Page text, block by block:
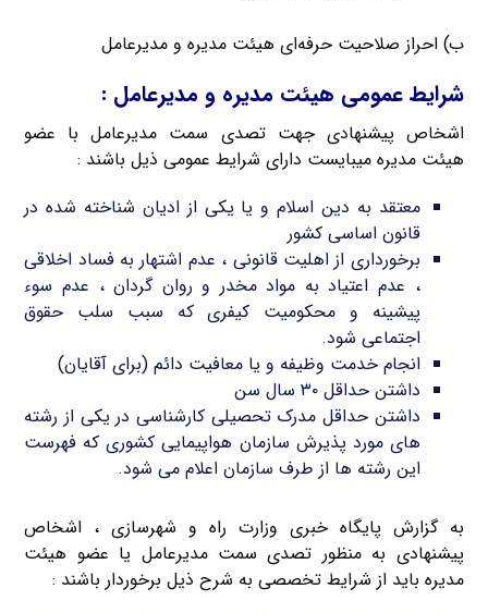
ب) احراز صلاحیت حرفه‌ای هیئت مدیره و مدیرعامل
شرایط عمومی هیئت مدیره و مدیرعامل :
اشخاص پیشنهادی جهت تصدی سمت مدیرعامل با عضو
هیئت مدیره میبایست دارای شرایط عمومی ذیل باشند :
معتقد به دین اسلام و یا یکی از ادیان شناخته شده در
قانون اساسی کشور
برخورداری از اهلیت قانونی ، عدم اشتهار به فساد اخلاقی
، عدم اعتیاد به مواد مخدر و روان گردان ، عدم سوء
پیشینه و محکومیت کیفری که سبب سلب حقوق
اجتماعی شود.
انجام خدمت وظیفه و یا معافیت دائم (برای آقایان)
داشتن حداقل ۳۰ سال سن
داشتن حداقل مدرک تحصیلی کارشناسی در یکی از رشته
‌های مورد پذیرش سازمان هواپیمایی کشوری که فهرست
این رشته ‌ها از طرف سازمان اعلام می شود.
به گزارش پایگاه خبری وزارت راه و شهرسازی ، اشخاص
پیشنهادی به منظور تصدی سمت مدیرعامل یا عضو هیئت
مدیره باید از شرایط تخصصی به شرح ذیل برخوردار باشند :